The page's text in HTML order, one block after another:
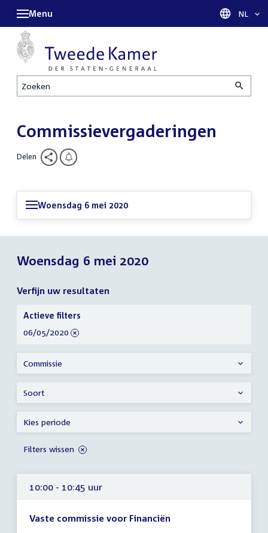
Zoeken
Menu Taal
NL
Commissievergaderingen
Delen
Woensdag 6 mei 2020
Woensdag 6 mei 2020
Verfijn uw resultaten
10:00 - 10:45 uur
Vaste commissie voor Financiën
Verfijn
uw
resultaten
Actieve filters
verwijder
06/05/2020
Commissie
Soort
Kies periode
Filters wissen